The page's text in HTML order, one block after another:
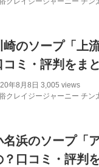
崎のソープ「上
コミ・評判をま
年8月8日 3,005 views
クレイジージャーニー チン
名浜のソープ「
？口コミ・評判